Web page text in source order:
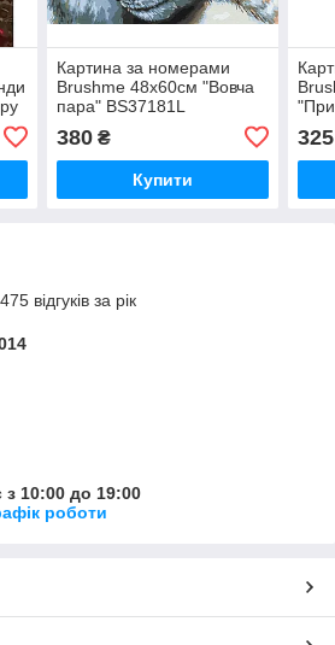
Картина за номерами
Brushme 48x60см "Вовча
пара" BS37181L
380₴
Купити
325
відгуків за рік
10:00 до 19:00
роботи